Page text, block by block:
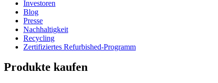
Investoren
Blog
Presse
Nachhaltigkeit
Recycling
Zertifiziertes Refurbished-Programm
Produkte kaufen